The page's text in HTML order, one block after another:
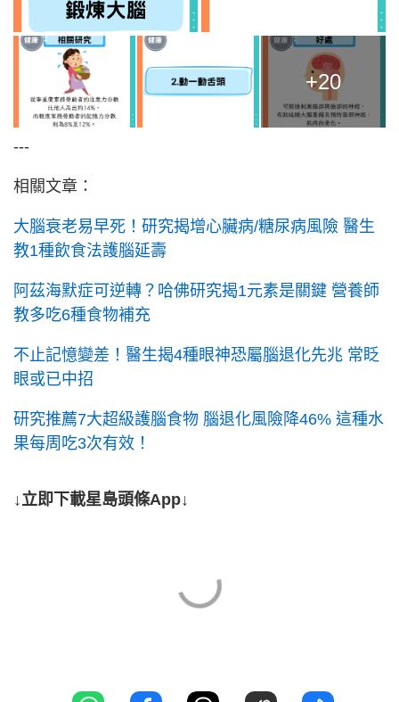
+20
---
相關文章：
大腦衰老易早死！研究揭增心臟病/糖尿病風險 醫生
教1種飲食法護腦延壽
阿茲海默症可逆轉？哈佛研究揭1元素是關鍵 營養師
教多吃6種食物補充
不止記憶變差！醫生揭4種眼神恐屬腦退化先兆 常眨
眼或已中招
研究推薦7大超級護腦食物 腦退化風險降46% 這種水
果每周吃3次有效！
↓立即下載星島頭條App↓